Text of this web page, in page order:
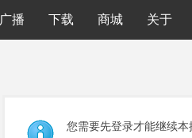
广播 下载 商城 关于
您需要先登录才能继续本